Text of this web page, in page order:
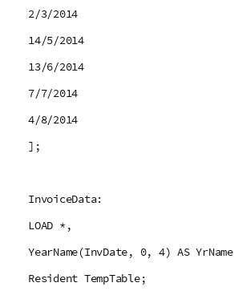
2/3/2014
14/5/2014
13/6/2014
7/7/2014
4/8/2014
];
InvoiceData:
LOAD *,
YearName(InvDate, 0, 4) AS YrName
Resident TempTable;